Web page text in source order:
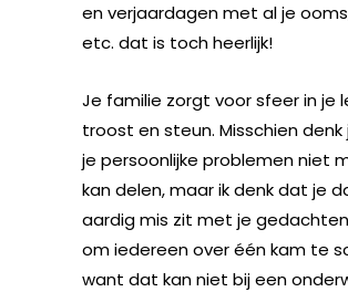
en verjaardagen met al je
etc. dat is toch heerlijk!
Je familie zorgt voor sfeer in je
troost en steun. Misschien
je persoonlijke problemen niet
kan delen, maar ik denk dat je
aardig mis zit met je
om iedereen over één kam te
want dat kan niet bij een